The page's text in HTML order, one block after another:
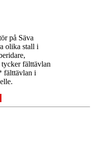
på Säva
olika stall i
fälttävlan
fälttävlan i